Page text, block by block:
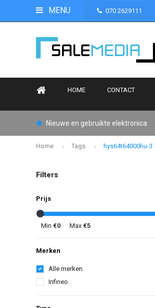
MENU 070 2629111
HOME CONTACT
Nieuwe en gebruikte elektronica
Home Tags hys64t64000hu-
Filters
Prijs
Min €0 Max €5
Merken
Alle merken
Infineo